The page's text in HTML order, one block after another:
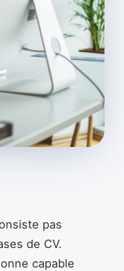
pas
de CV.
capable